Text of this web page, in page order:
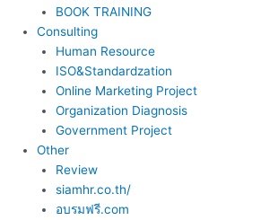
BOOK TRAINING
Consulting
Human Resource
ISO&Standardzation
Online Marketing Project
Organization Diagnosis
Government Project
Other
Review
siamhr.co.th/
อบรมฟรี.com